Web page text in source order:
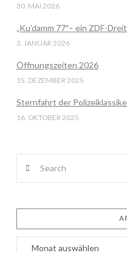
30. MAI 2026
„Ku’damm 77″– ein ZDF-
3. JANUAR 2026
Öffnungszeiten 2026
15. DEZEMBER 2025
Sternfahrt der
16. OKTOBER 2025
Archiv